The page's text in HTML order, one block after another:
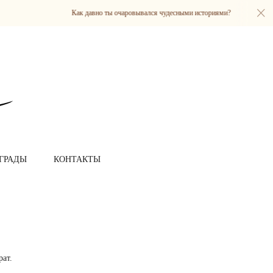
КОНТАКТЫ
Как давно ты очаровывался чудесными историями?